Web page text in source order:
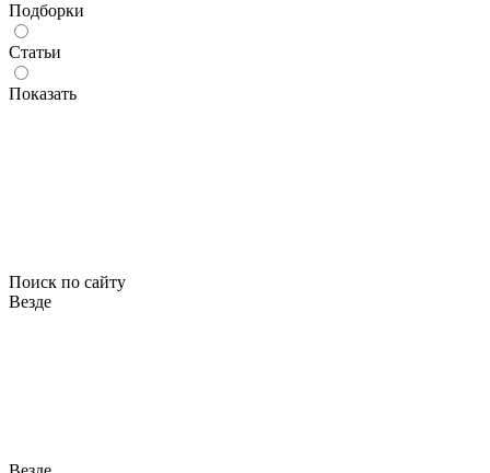
Подборки
Статьи
Показать
Поиск по сайту
Везде